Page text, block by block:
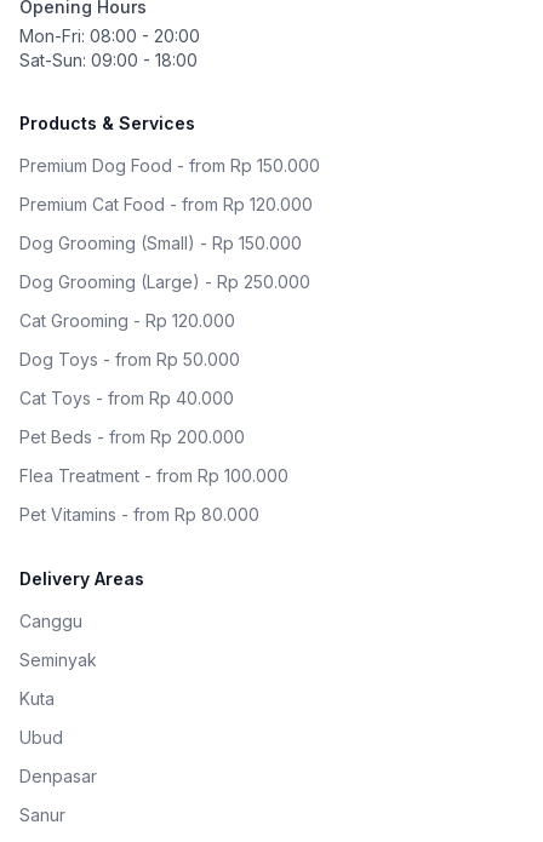
Opening Hours
Mon-Fri: 08:00 - 20:00
Sat-Sun: 09:00 - 18:00
Products & Services
Premium Dog Food - from Rp 150.000
Premium Cat Food - from Rp 120.000
Dog Grooming (Small) - Rp 150.000
Dog Grooming (Large) - Rp 250.000
Cat Grooming - Rp 120.000
Dog Toys - from Rp 50.000
Cat Toys - from Rp 40.000
Pet Beds - from Rp 200.000
Flea Treatment - from Rp 100.000
Pet Vitamins - from Rp 80.000
Delivery Areas
Canggu
Seminyak
Kuta
Ubud
Denpasar
Sanur